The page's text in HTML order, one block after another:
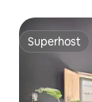
Superhost
Superhost